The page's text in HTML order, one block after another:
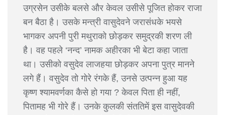
उग्रसेन उसीके बलसे और केवल उसीसे पूजित होकर राजा
बन बैठा है। उसके मन्त्री वासुदेवने जरासंधके भयसे
भागकर अपनी पुरी मथुराको छोड़कर समुद्रकी शरण ली
है। वह पहले ‘नन्द’ नामक अहीरका भी बेटा कहा जाता
था। उसीको वसुदेव लाजहया छोड़कर अपना पुत्र मानने
लगे हैं। वसुदेव तो गोरे रंगके हैं, उनसे उत्पन्न हुआ यह
कृष्ण श्यामवर्णका कैसे हो गया ? केवल पिता ही नहीं,
पितामह भी गोरे हैं। उनके कुलकी संततिमें इस वासुदेवकी